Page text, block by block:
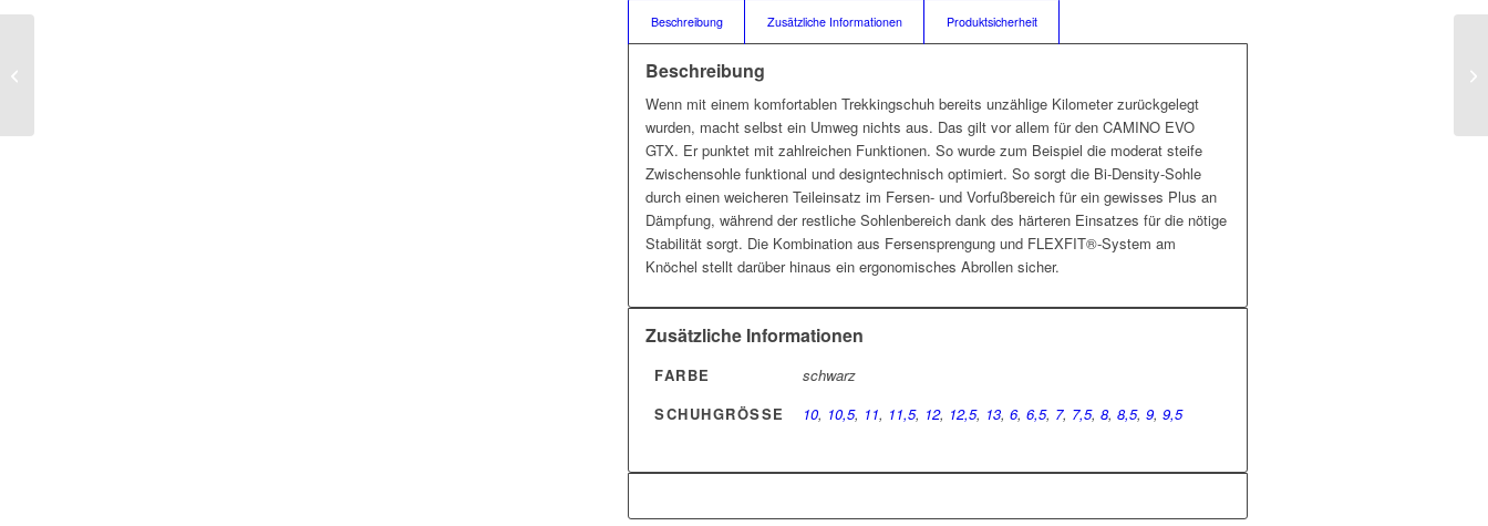
Beschreibung Zusätzliche Informationen Produktsicherheit
Beschreibung
Wenn mit einem komfortablen Trekkingschuh bereits unzählige Kilometer zurückgelegt
wurden, macht selbst ein Umweg nichts aus. Das gilt vor allem für den CAMINO EVO
GTX. Er punktet mit zahlreichen Funktionen. So wurde zum Beispiel die moderat steife
Zwischensohle funktional und designtechnisch optimiert. So sorgt die Bi-Density-Sohle
durch einen weicheren Teileinsatz im Fersen- und Vorfußbereich für ein gewisses Plus an
Dämpfung, während der restliche Sohlenbereich dank des härteren Einsatzes für die nötige
Stabilität sorgt. Die Kombination aus Fersensprengung und FLEXFIT®-System am
Knöchel stellt darüber hinaus ein ergonomisches Abrollen sicher.
Zusätzliche Informationen
FARBE
schwarz
SCHUHGRÖSSE
10, 10,5, 11, 11,5, 12, 12,5, 13,6,6,5, 7, 7,5,8,8,5,9,9,5